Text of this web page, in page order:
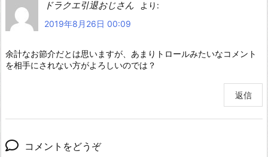
ドラクエ引退おじさん
より:
2019年8月26日 00:09
余計なお節介だとは思いますが、あまりトロールみたいなコメント
を相手にされない方がよろしいのでは？
返信
コメントをどうぞ